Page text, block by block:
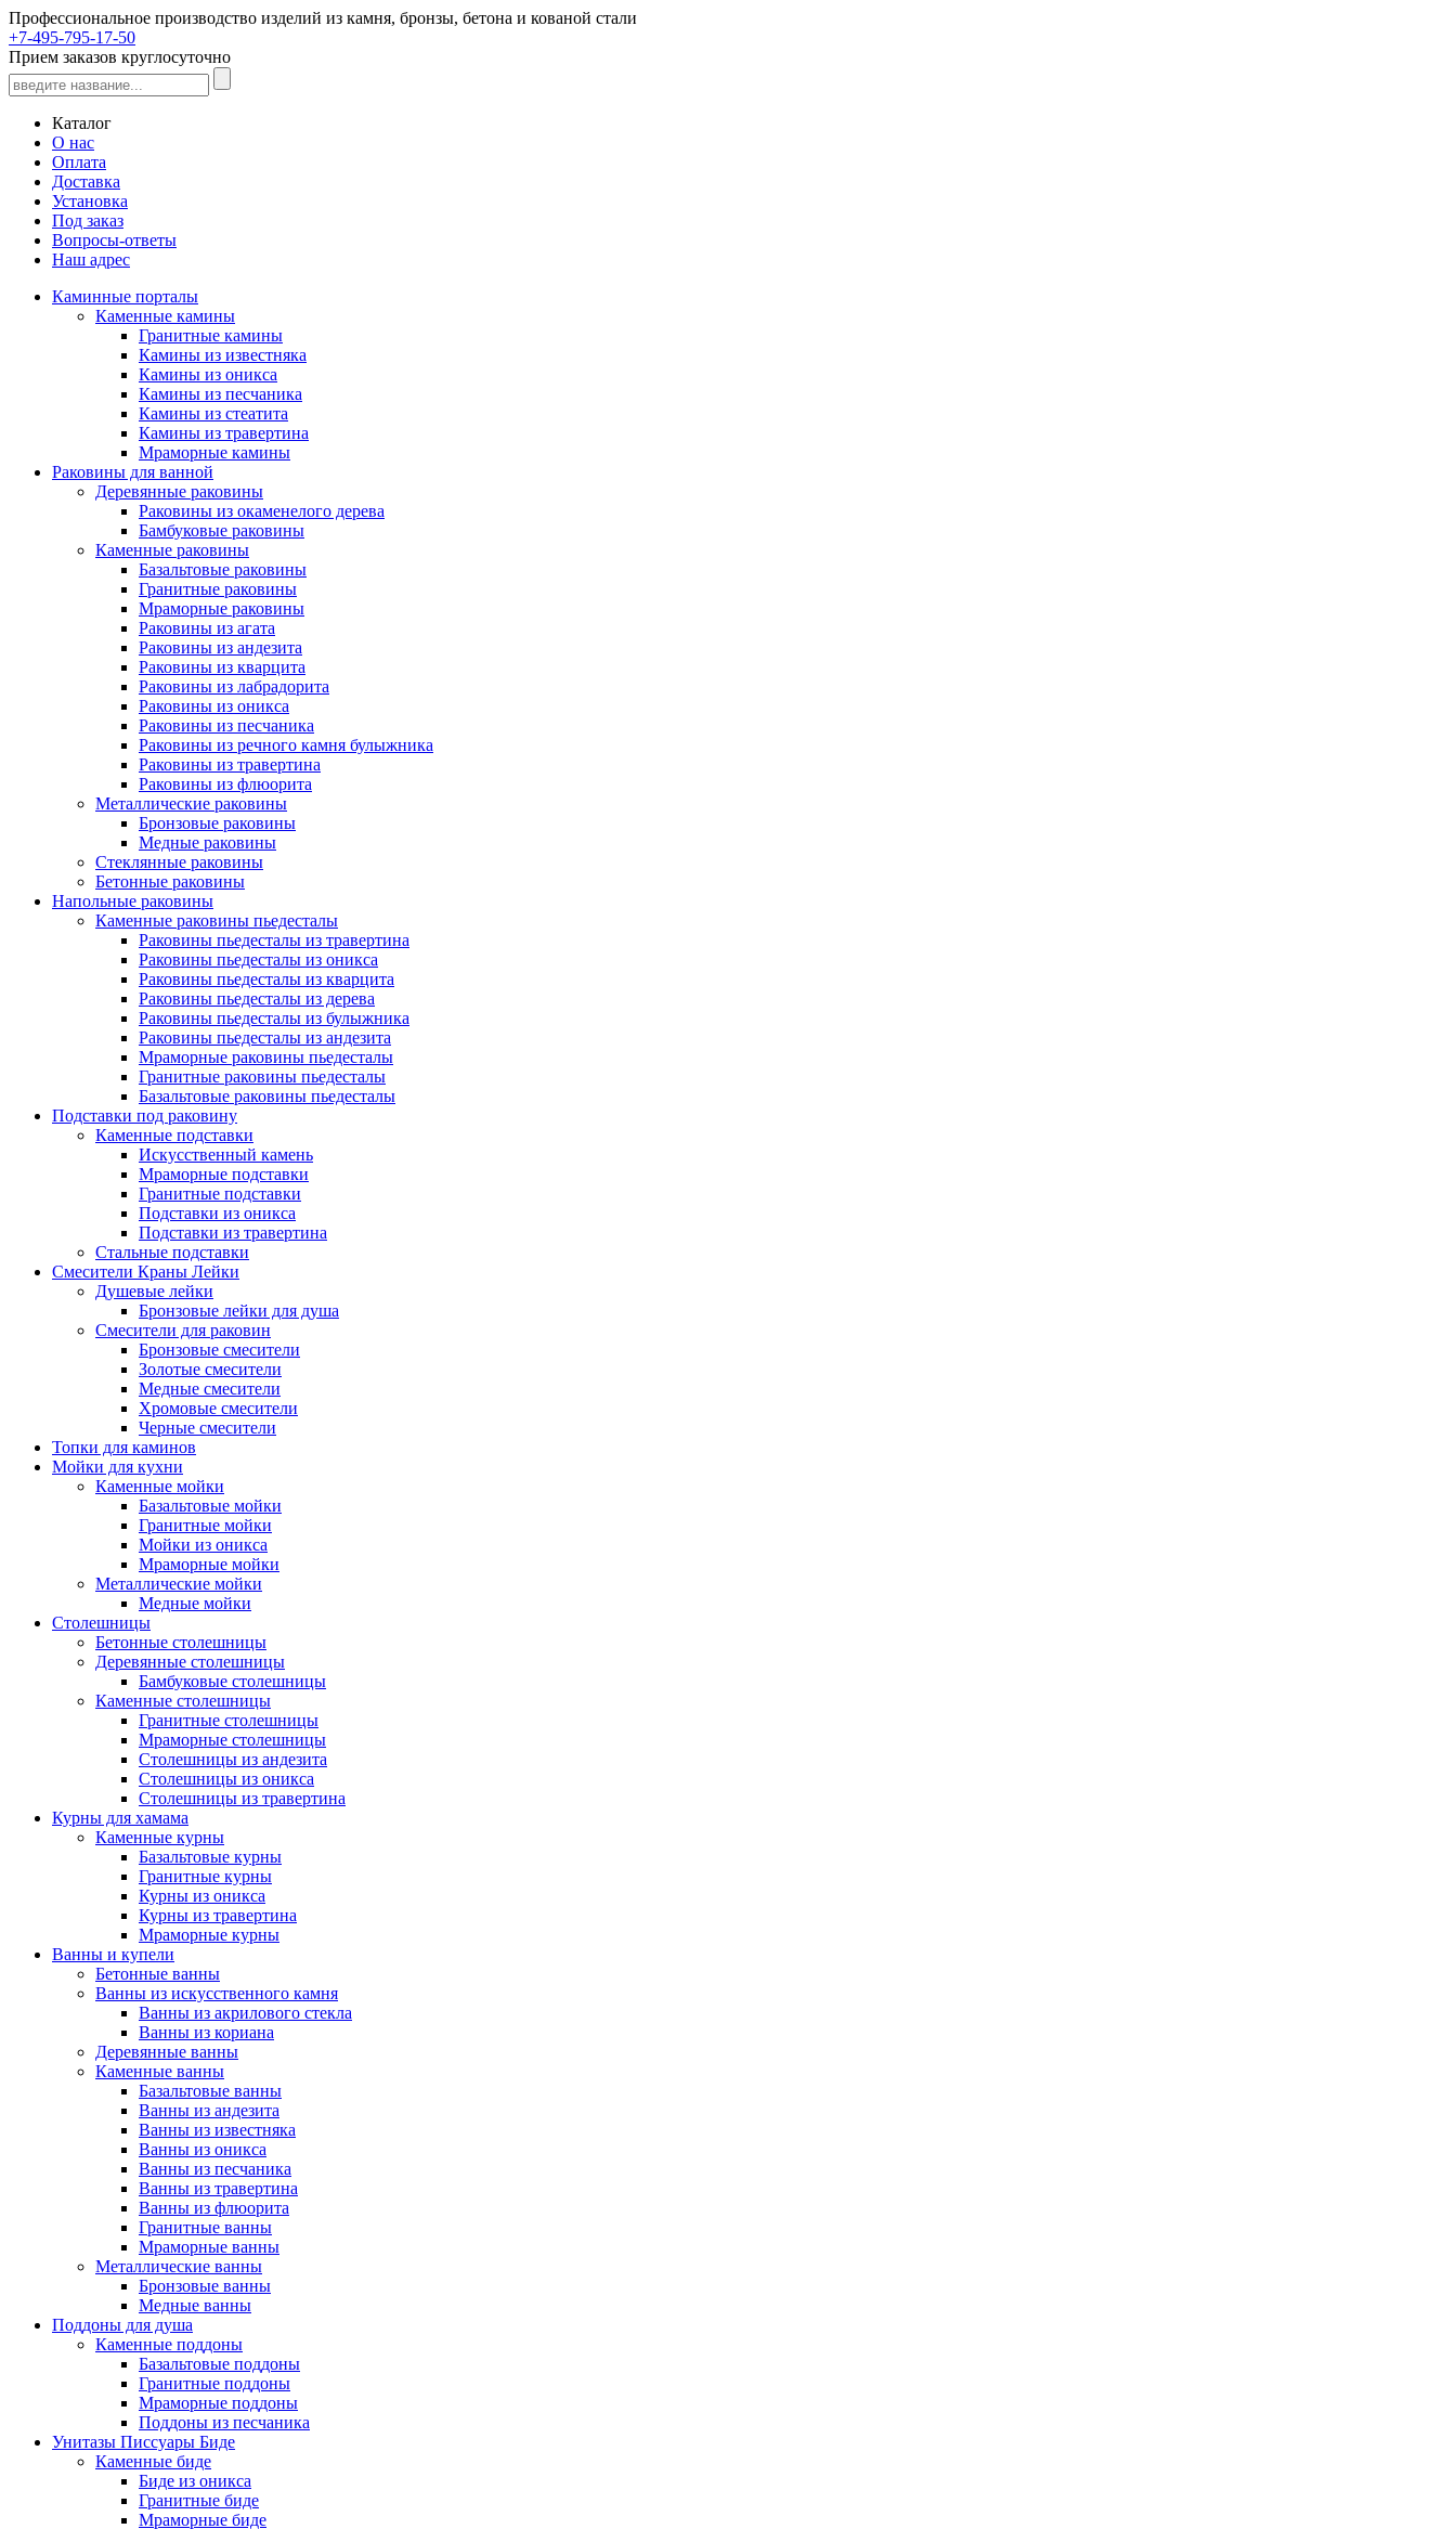
Профессиональное производство изделий из камня, бронзы, бетона и кованой стали
+7-495-795-17-50
Прием заказов круглосуточно
Каталог
О нас
Оплата
Доставка
Установка
Под заказ
Вопросы-ответы
Наш адрес
Каминные порталы
Каменные камины
Гранитные камины
Камины из известняка
Камины из оникса
Камины из песчаника
Камины из стеатита
Камины из травертина
Мраморные камины
Раковины для ванной
Деревянные раковины
Раковины из окаменелого дерева
Бамбуковые раковины
Каменные раковины
Базальтовые раковины
Гранитные раковины
Мраморные раковины
Раковины из агата
Раковины из андезита
Раковины из кварцита
Раковины из лабрадорита
Раковины из оникса
Раковины из песчаника
Раковины из речного камня булыжника
Раковины из травертина
Раковины из флюорита
Металлические раковины
Бронзовые раковины
Медные раковины
Стеклянные раковины
Бетонные раковины
Напольные раковины
Каменные раковины пьедесталы
Раковины пьедесталы из травертина
Раковины пьедесталы из оникса
Раковины пьедесталы из кварцита
Раковины пьедесталы из дерева
Раковины пьедесталы из булыжника
Раковины пьедесталы из андезита
Мраморные раковины пьедесталы
Гранитные раковины пьедесталы
Базальтовые раковины пьедесталы
Подставки под раковину
Каменные подставки
Искусственный камень
Мраморные подставки
Гранитные подставки
Подставки из оникса
Подставки из травертина
Стальные подставки
Смесители Краны Лейки
Душевые лейки
Бронзовые лейки для душа
Смесители для раковин
Бронзовые смесители
Золотые смесители
Медные смесители
Хромовые смесители
Черные смесители
Топки для каминов
Мойки для кухни
Каменные мойки
Базальтовые мойки
Гранитные мойки
Мойки из оникса
Мраморные мойки
Металлические мойки
Медные мойки
Столешницы
Бетонные столешницы
Деревянные столешницы
Бамбуковые столешницы
Каменные столешницы
Гранитные столешницы
Мраморные столешницы
Столешницы из андезита
Столешницы из оникса
Столешницы из травертина
Курны для хамама
Каменные курны
Базальтовые курны
Гранитные курны
Курны из оникса
Курны из травертина
Мраморные курны
Ванны и купели
Бетонные ванны
Ванны из искусственного камня
Ванны из акрилового стекла
Ванны из кориана
Деревянные ванны
Каменные ванны
Базальтовые ванны
Ванны из андезита
Ванны из известняка
Ванны из оникса
Ванны из песчаника
Ванны из травертина
Ванны из флюорита
Гранитные ванны
Мраморные ванны
Металлические ванны
Бронзовые ванны
Медные ванны
Поддоны для душа
Каменные поддоны
Базальтовые поддоны
Гранитные поддоны
Мраморные поддоны
Поддоны из песчаника
Унитазы Писсуары Биде
Каменные биде
Биде из оникса
Гранитные биде
Мраморные биде